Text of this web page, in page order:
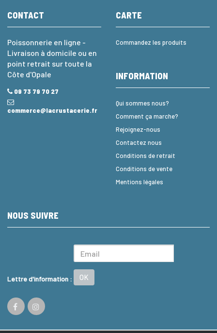
CONTACT
Poissonnerie en ligne -
Livraison à domicile ou en
point retrait sur toute la
Côte d'Opale
09 73 79 70 27
commerce@lacrustacerie.fr
CARTE
Commandez les produits
INFORMATION
Qui sommes nous?
Comment ça marche?
Rejoignez-nous
Contactez nous
Conditions de retrait
Conditions de vente
Mentions légales
NOUS SUIVRE
Lettre d'information : OK